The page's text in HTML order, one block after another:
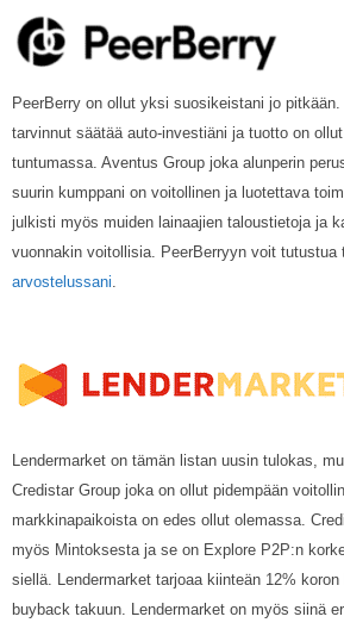
PeerBerry on ollut yksi suosikeistani jo
tarvinnut säätää auto-investiäni ja tuotto on
tuntumassa. Aventus Group joka alunperin
suurin kumppani on voitollinen ja luotettava
julkisti myös muiden lainaajien taloustietoja ja
vuonnakin voitollisia. PeerBerryyn voit tutustua
arvostelussani
Lendermarket on tämän listan uusin tulokas,
Credistar Group joka on ollut pidempään
markkinapaikoista on edes ollut olemassa.
myös Mintoksesta ja se on Explore P2P:n
siellä. Lendermarket tarjoaa kiinteän 12%
buyback takuun. Lendermarket on myös siinä